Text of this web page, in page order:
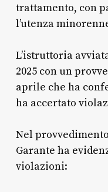
trattamento, con
l’utenza
L’istruttoria
2025 con un
aprile che ha
ha accertato
Nel
Garante ha
violazioni: